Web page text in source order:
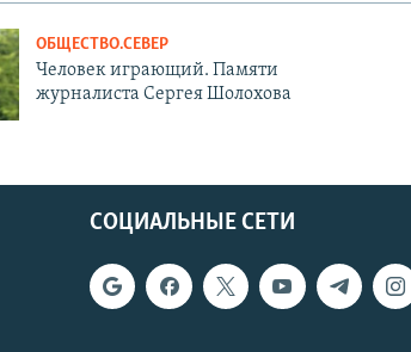
ОБЩЕСТВО.СЕВЕР
Человек играющий. Памяти
журналиста Сергея Шолохова
СОЦИАЛЬНЫЕ СЕТИ